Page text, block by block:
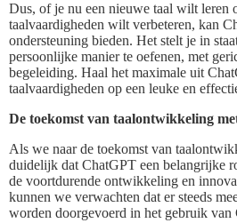
Dus, of je nu een nieuwe taal wilt leren
taalvaardigheden wilt verbeteren, kan
ondersteuning bieden. Het stelt je in
persoonlijke manier te oefenen, met
begeleiding. Haal het maximale uit
taalvaardigheden op een leuke en
De toekomst van taalontwikkeling
Als we naar de toekomst van
duidelijk dat ChatGPT een belangrijke
de voortdurende ontwikkeling en
kunnen we verwachten dat er steeds
worden doorgevoerd in het gebruik